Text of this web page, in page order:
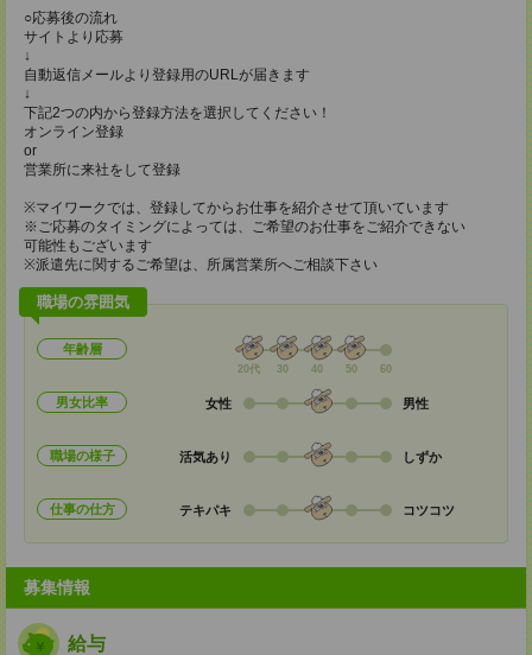
○応募後の流れ
サイトより応募
↓
自動返信メールより登録用のURLが届きます
↓
下記2つの内から登録方法を選択してください！
オンライン登録
or
営業所に来社をして登録
※マイワークでは、登録してからお仕事を紹介させて頂いています
※ご応募のタイミングによっては、ご希望のお仕事をご紹介できない
可能性もございます
※派遣先に関するご希望は、所属営業所へご相談下さい
職場の雰囲気
年齢層
20代 30 40 50 60
男女比率 女性 男性
職場の様子 活気あり しずか
仕事の仕方 テキパキ コツコツ
募集情報
給与